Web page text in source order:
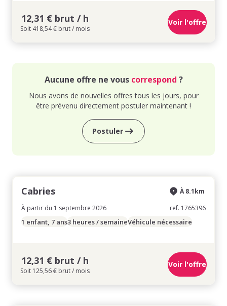
12,31 € brut / h
Soit 418,54 € brut / mois
Voir l'offre
Aucune offre ne vous correspond ?
Nous avons de nouvelles offres tous les jours, pour
être prévenu directement postuler maintenant !
Postuler
Cabries
À partir du 1 septembre 2026
À 8.1km
ref. 1765396
1 enfant, 7 ans3 heures / semaineVéhicule nécessaire
12,31 € brut / h
Soit 125,56 € brut / mois
Voir l'offre